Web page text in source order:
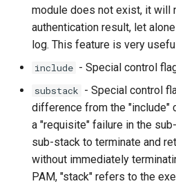
module does not exist, it will
authentication result, let
log. This feature is very
include - Special control
substack - Special control
difference from the "include"
a "requisite" failure in the
sub-stack to terminate and
without immediately
PAM, "stack" refers to the